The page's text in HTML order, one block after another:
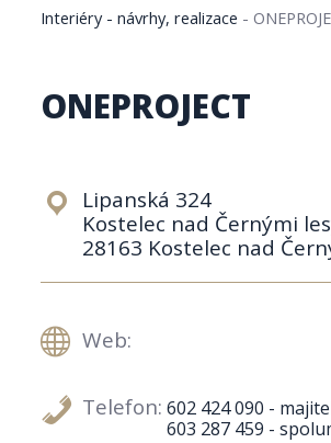
Interiéry - návrhy, realizace -
ONEPROJECT
Lipanská 324
Kostelec nad Černými
28163 Kostelec nad
Web:
Telefon: 602 424 090 -
603 287 459 -